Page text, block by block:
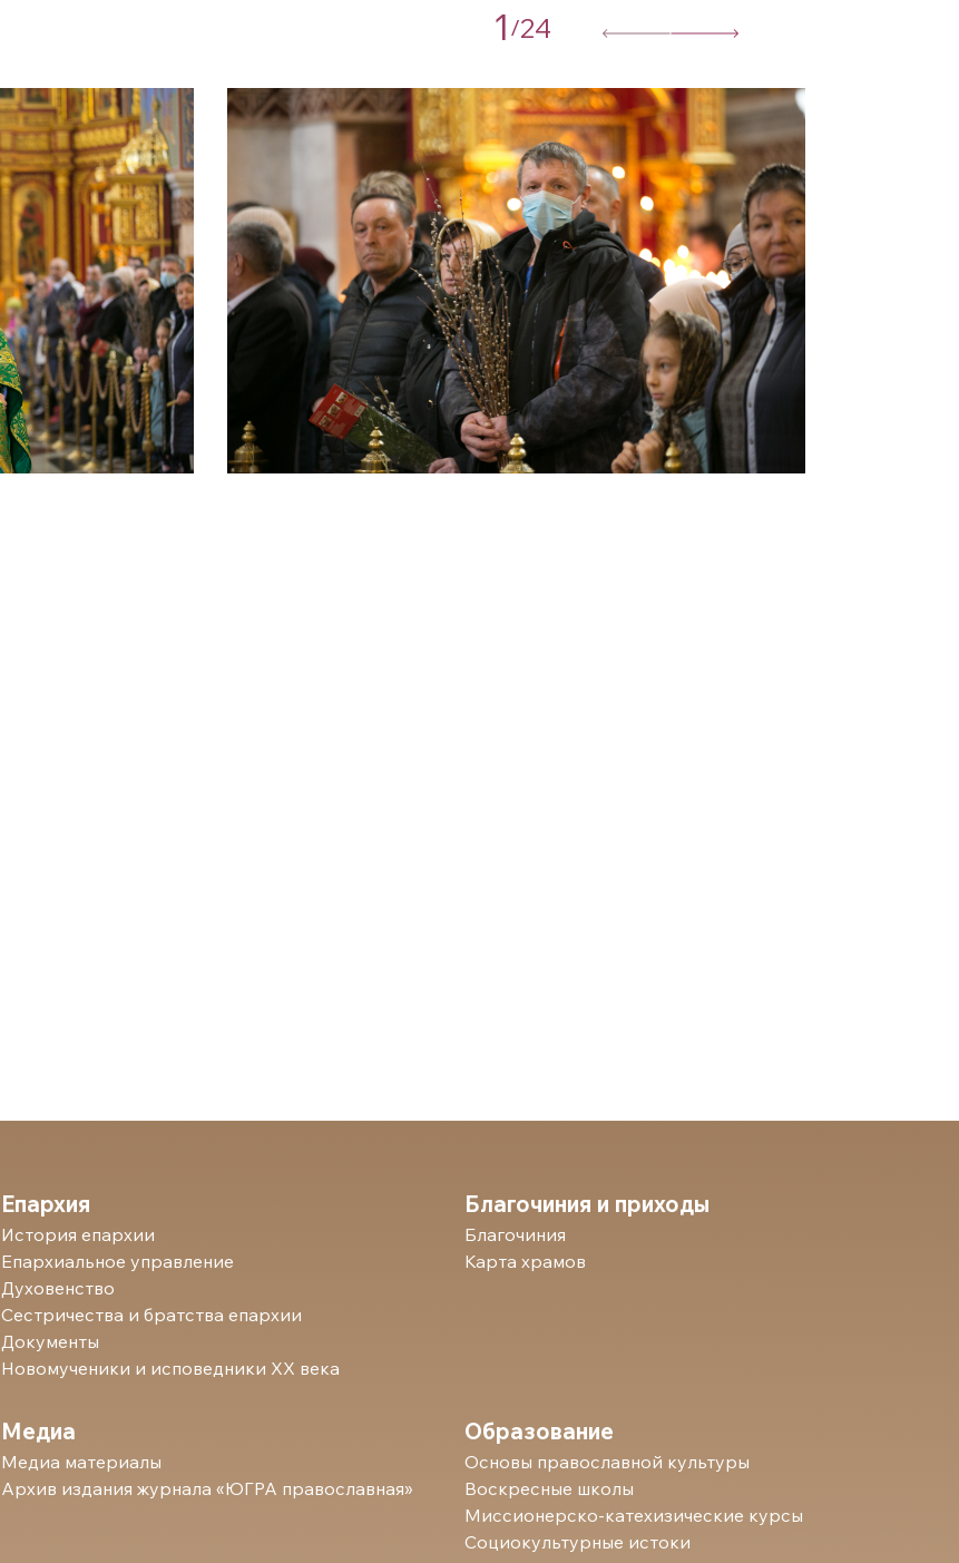
1 /24
Епархия
История епархии
Епархиальное управление
Духовенство
Сестричества и братства епархии
Документы
Новомученики и исповедники ХХ века
Благочиния и приходы
Благочиния
Карта храмов
Медиа
Медиа материалы
Архив издания журнала «ЮГРА православная»
Образование
Основы православной культуры
Воскресные школы
Миссионерско-катехизические курсы
Социокультурные истоки